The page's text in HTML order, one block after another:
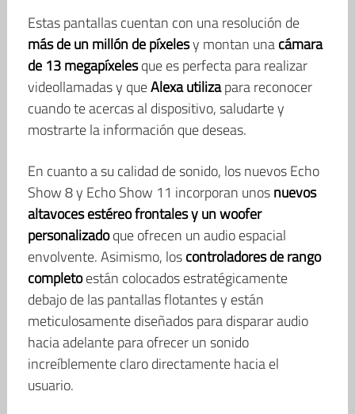
Estas pantallas cuentan con una resolución de
más de un millón de píxelesy montan unacámara
de 13 megapíxelesque es perfecta para realizar
videollamadas y queAlexa utilizapara reconocer
cuando te acercas al dispositivo, saludarte y
mostrarte la información que deseas.
En cuanto a su calidad de sonido, los nuevos Echo
Show 8 y Echo Show 11 incorporan unosnuevos
altavoces estéreo frontales y un woofer
personalizadoque ofrecen un audio espacial
envolvente. Asimismo, loscontroladores de rango
completoestán colocados estratégicamente
debajo de las pantallas flotantes y están
meticulosamente diseñados para disparar audio
hacia adelante para ofrecer un sonido
increíblemente claro directamente hacia el
usuario.